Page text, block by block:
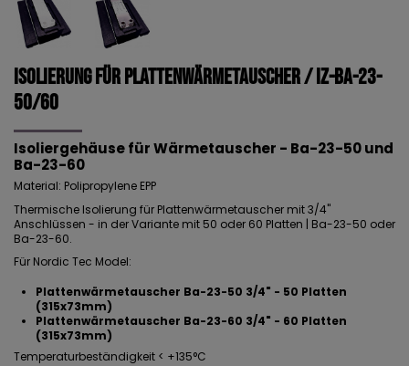
Isolierung für Plattenwärmetauscher / IZ-Ba-23-
50/60
Isoliergehäuse für Wärmetauscher - Ba-23-50 und
Ba-23-60
Material: Polipropylene EPP
Thermische Isolierung für Plattenwärmetauscher mit 3/4"
Anschlüssen - in der Variante mit 50 oder 60 Platten | Ba-23-50 oder
Ba-23-60.
Für Nordic Tec Model:
Plattenwärmetauscher Ba-23-50 3/4" - 50 Platten
(315x73mm)
Plattenwärmetauscher Ba-23-60 3/4" - 60 Platten
(315x73mm)
Temperaturbeständigkeit < +135°C